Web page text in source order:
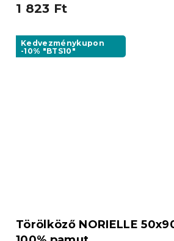
1 823 Ft
Kedvezménykupon
-10% "BTS10"
Törölköző NORIELLE